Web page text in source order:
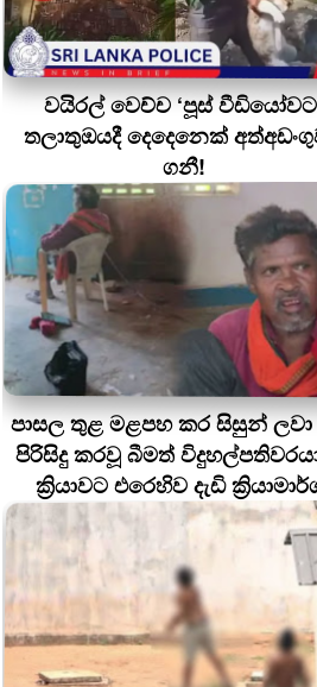
වයිරල් වෙච්ච ‘පූස්
තලාතුඔයදී දෙදෙනෙක්
ගනී!
පාසල තුළ මළපහ කර සිසුන් ලවා
පිරිසිදු කරවූ බීමත්
ක්‍රියාවට එරෙහිව දැඩි